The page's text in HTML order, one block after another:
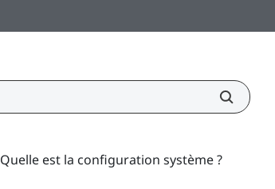
Quelle est la configuration système ?